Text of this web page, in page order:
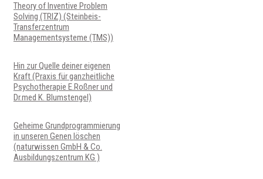
Theory of Inventive Problem
Solving (TRIZ) (Steinbeis-
Transferzentrum
Managementsysteme (TMS))
Hin zur Quelle deiner eigenen
Kraft (Praxis für ganzheitliche
Psychotherapie E.Roßner und
Dr.med K. Blumstengel)
Geheime Grundprogrammierung
in unseren Genen löschen
(naturwissen GmbH & Co.
Ausbildungszentrum KG )